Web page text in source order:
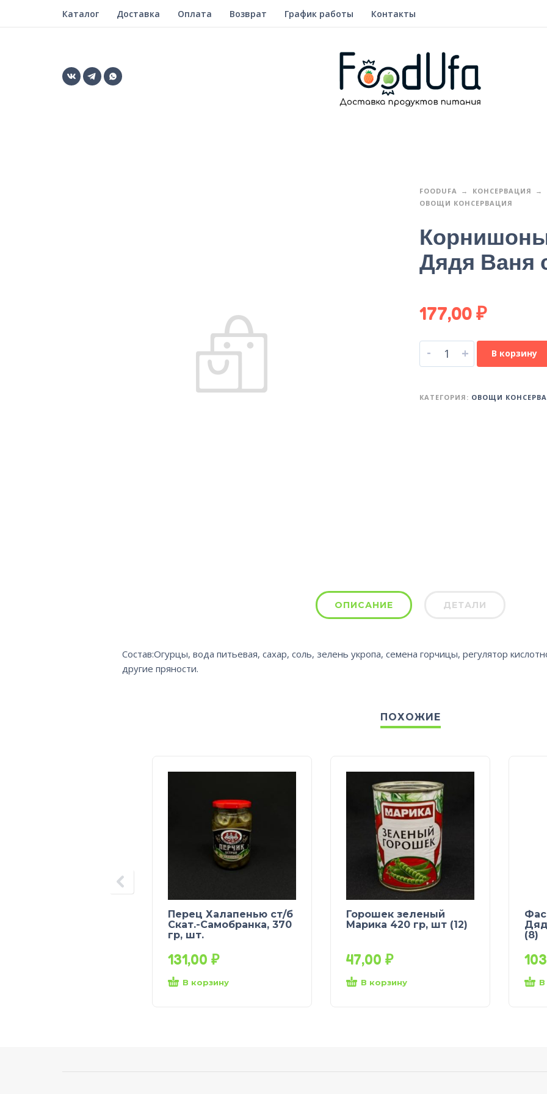
Каталог Доставка Оплата Возврат График работы Контакты
FOODUFA
КОНСЕРВАЦИЯ
ОВОЩИ КОНСЕРВАЦИЯ
Дядя Ваня
177,00₽
- + В корзину
КАТЕГОРИЯ: ОВОЩИ
ОПИСАНИЕ ДЕТАЛИ
Состав:Огурцы, вода питьевая, сахар, соль, зелень укропа, семена горчицы, регулятор
другие пряности.
ПОХОЖИЕ
Перец Халапенью ст/б
Скат.-Самобранка, 370
гр, шт.
131,00 ₽
В корзину
Горошек зеленый
Марика 420 гр, шт (12)
47,00 ₽
В корзину
(8)
В